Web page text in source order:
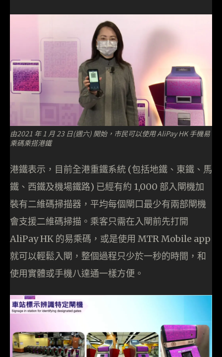
由2021 年 1 月 23 日(週六) 開始，市民可以使用 AliPay HK 手機易
乘碼乘搭港鐵
港鐵表示，目前全港重鐵系統 (包括地鐵、東鐵、馬
鐵、西鐵及機場鐵路) 已經有約 1,000 部入閘機加
裝有二維碼掃描器，平均每個閘口最少有兩部閘機
會支援二維碼掃描。乘客只需在入閘前先打開
AliPay HK 的易乘碼，或是使用 MTR Mobile app
就可以輕鬆入閘，整個過程只少於一秒的時間，和
使用實體或手機八達通一樣方便。